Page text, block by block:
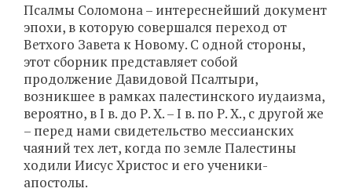
Псалмы Соломона – интереснейший документ
эпохи, в которую совершался переход от
Ветхого Завета к Новому. С одной стороны,
этот сборник представляет собой
продолжение Давидовой Псалтыри,
возникшее в рамках палестинского иудаизма,
вероятно, в I в. до Р. Х. – I в. по Р. Х., с другой же
– перед нами свидетельство мессианских
чаяний тех лет, когда по земле Палестины
ходили Иисус Христос и его ученики-
апостолы.